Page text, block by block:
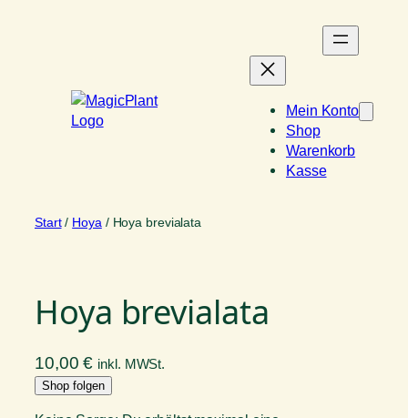
Mein Konto
Shop
Warenkorb
Kasse
Start/ Hoya / Hoya brevialata
Hoya brevialata
10,00€ inkl. MWSt.
Shop folgen